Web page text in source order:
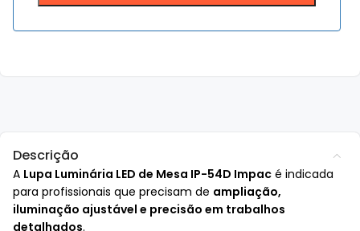
Descrição
A Lupa Luminária LED de Mesa IP-54D Impac é indicada
para profissionais que precisam de ampliação,
iluminação ajustável e precisão em trabalhos
detalhados.